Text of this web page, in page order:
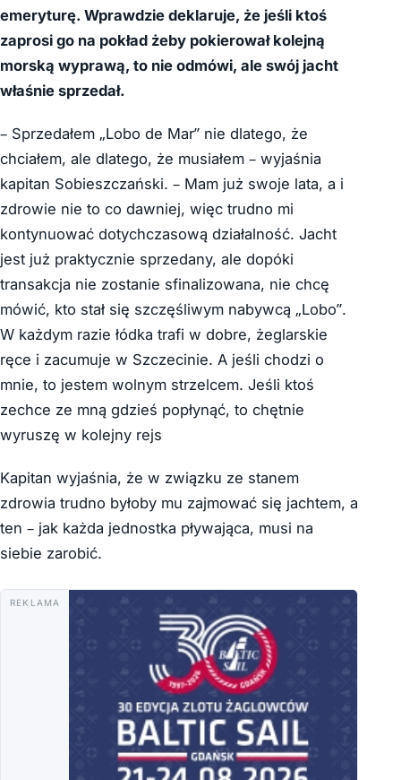
emeryturę. Wprawdzie deklaruje, że jeśli ktoś
zaprosi go na pokład żeby pokierował kolejną
morską wyprawą, to nie odmówi, ale swój jacht
właśnie sprzedał.
– Sprzedałem „Lobo de Mar” nie dlatego, że
chciałem, ale dlatego, że musiałem – wyjaśnia
kapitan Sobieszczański. – Mam już swoje lata, a i
zdrowie nie to co dawniej, więc trudno mi
kontynuować dotychczasową działalność. Jacht
jest już praktycznie sprzedany, ale dopóki
transakcja nie zostanie sfinalizowana, nie chcę
mówić, kto stał się szczęśliwym nabywcą „Lobo”.
W każdym razie łódka trafi w dobre, żeglarskie
ręce i zacumuje w Szczecinie. A jeśli chodzi o
mnie, to jestem wolnym strzelcem. Jeśli ktoś
zechce ze mną gdzieś popłynąć, to chętnie
wyruszę w kolejny rejs
Kapitan wyjaśnia, że w związku ze stanem
zdrowia trudno byłoby mu zajmować się jachtem, a
ten – jak każda jednostka pływająca, musi na
siebie zarobić.
REKLAMA